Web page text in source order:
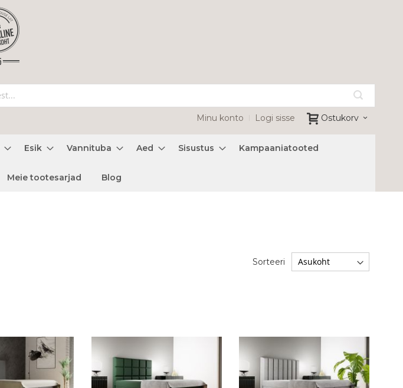
Ostukorv
Minu konto Logi sisse
Esik Vannituba Aed Sisustus Kampaaniatooted
Meie tootesarjad Blog
Sorteeri